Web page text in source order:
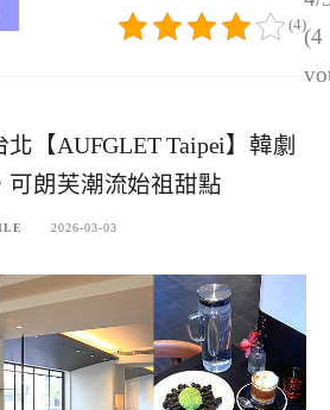
(4
(4)
【AUFGLET Taipei】韓劇
可朗芙潮流始祖甜點
2026-03-03